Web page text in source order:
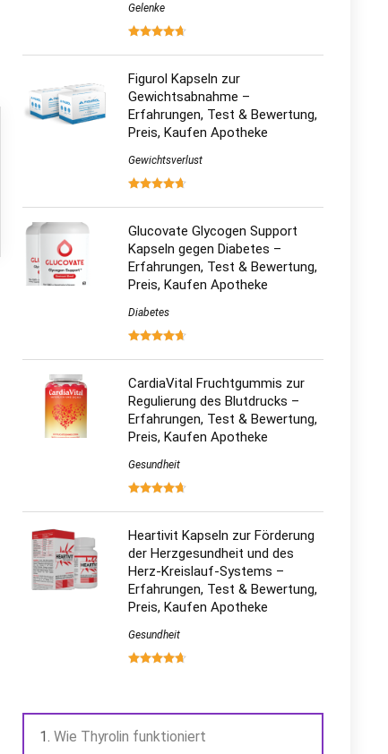
Gelenke
Figurol Kapseln zur
Gewichtsabnahme –
Erfahrungen, Test & Bewertung,
Preis, Kaufen Apotheke
Gewichtsverlust
Glucovate Glycogen Support
Kapseln gegen Diabetes –
Erfahrungen, Test & Bewertung,
Preis, Kaufen Apotheke
Diabetes
CardiaVital Fruchtgummis zur
Regulierung des Blutdrucks –
Erfahrungen, Test & Bewertung,
Preis, Kaufen Apotheke
Gesundheit
Heartivit Kapseln zur Förderung
der Herzgesundheit und des
Herz-Kreislauf-Systems –
Erfahrungen, Test & Bewertung,
Preis, Kaufen Apotheke
Gesundheit
Wie Thyrolin funktioniert